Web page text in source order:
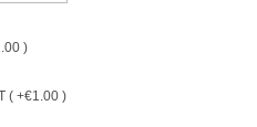
)
( +€1.00 )